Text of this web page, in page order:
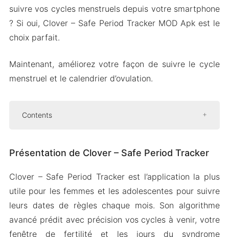
suivre vos cycles menstruels depuis votre smartphone
? Si oui, Clover – Safe Period Tracker MOD Apk est le
choix parfait.
Maintenant, améliorez votre façon de suivre le cycle
menstruel et le calendrier d’ovulation.
Contents
Suivi fiable de l’ovulation
Informations utiles sur la santé
Rappels personnalisables
Graphiques et tableaux intuitifs
Présentation de Clover – Safe Period Tracker
Clover – Safe Period Tracker est l’application la plus
utile pour les femmes et les adolescentes pour suivre
leurs dates de règles chaque mois. Son algorithme
avancé prédit avec précision vos cycles à venir, votre
fenêtre de fertilité et les jours du syndrome